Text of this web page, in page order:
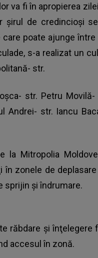
va fi în apropierea
şirul de credincioşi
poate ajunge între
s-a realizat un
str.
str. Petru Movilă-
Andrei- str. Iancu
la Mitropolia
în zonele de deplasare
sprijin şi îndrumare.
răbdare şi înţelegere
accesul în zonă.